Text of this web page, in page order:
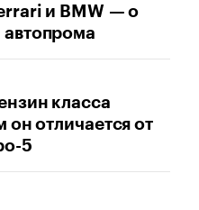
и BMW — о
автопрома
класса
он отличается от
5